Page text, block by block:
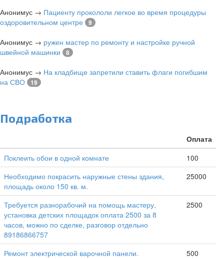
Анонимус → Пациенту прокололи легкое во время процедуры
оздоровительном центре
9
Анонимус → ружен мастер по ремонту и настройке ручной
швейной машинки
8
Анонимус → На кладбище запретили ставить флаги погибшим
на СВО
19
Подработка
Оплата
Поклеить обои в одной комнате
100
Необходимо покрасить наружные стены здания,
площадь около 150 кв. м.
25000
Требуется разнорабочий на помощь мастеру,
установка детских площадок оплата 2500 за 8
часов, можно по сделке, разговор отдельно
89186866757
2500
Ремонт электрической варочной панели.
500